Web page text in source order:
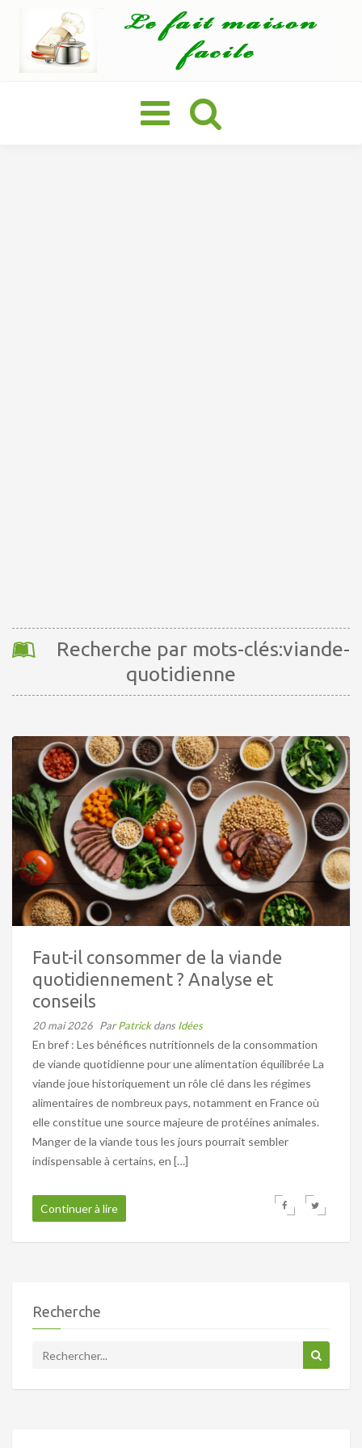
Basculer
la
navigation
Recherche par mots-clés:viande-
quotidienne
Faut-il consommer de la viande
quotidiennement ? Analyse et
conseils
20 mai 2026 ParPatrickdans Idées
En bref : Les bénéfices nutritionnels de la consommation
de viande quotidienne pour une alimentation équilibrée La
viande joue historiquement un rôle clé dans les régimes
alimentaires de nombreux pays, notamment en France où
elle constitue une source majeure de protéines animales.
Manger de la viande tous les jours pourrait sembler
indispensable à certains, en […]
Continuer à lire
Recherche